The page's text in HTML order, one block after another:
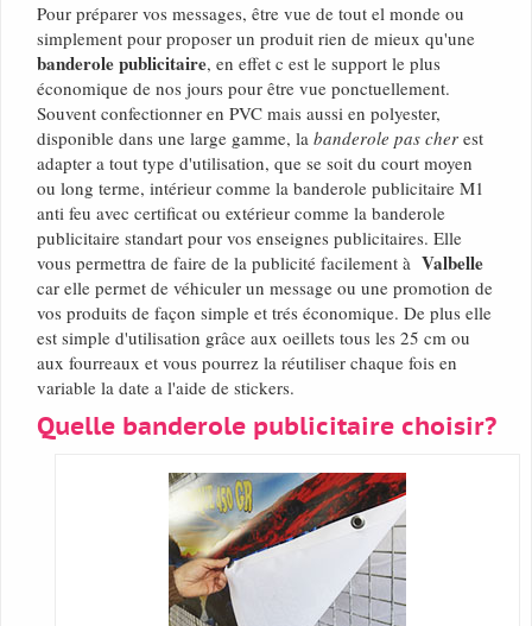
Pour préparer vos messages, être vue de tout el monde ou
simplement pour proposer un produit rien de mieux qu'une
banderole publicitaire, en effet c est le support le plus
économique de nos jours pour être vue ponctuellement.
Souvent confectionner en PVC mais aussi en polyester,
disponible dans une large gamme, la banderole pas cher est
adapter a tout type d'utilisation, que se soit du court moyen
ou long terme, intérieur comme la banderole publicitaire M1
anti feu avec certificat ou extérieur comme la banderole
publicitaire standart pour vos enseignes publicitaires. Elle
vous permettra de faire de la publicité facilement à Valbelle
car elle permet de véhiculer un message ou une promotion de
vos produits de façon simple et trés économique. De plus elle
est simple d'utilisation grâce aux oeillets tous les 25 cm ou
aux fourreaux et vous pourrez la réutiliser chaque fois en
variable la date a l'aide de stickers.
Quelle banderole publicitaire choisir?